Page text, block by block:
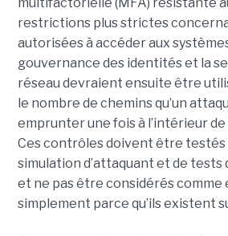
multifactorielle (MFA) résistante
restrictions plus strictes
autorisées à accéder aux
gouvernance des identités et la
réseau devraient ensuite être
le nombre de chemins qu’un
emprunter une fois à l’intérieur
Ces contrôles doivent être testés
simulation d’attaquant et de tests
et ne pas être considérés comme
simplement parce qu’ils existent